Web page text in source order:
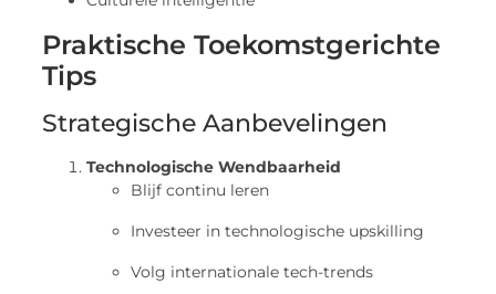
Praktische Toekomstgerichte
Tips
Strategische Aanbevelingen
Technologische Wendbaarheid
Blijf continu leren
Investeer in technologische upskilling
Volg internationale tech-trends